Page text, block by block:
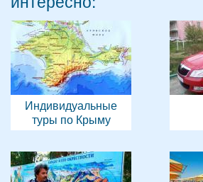
Индивидуальные
туры по Крыму